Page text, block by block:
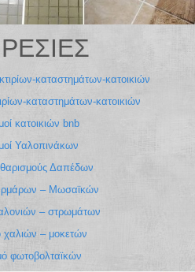
καταστημάτων-κατοικιών
καταστημάτων-κατοικιών
κατοικιών bnb
Υαλοπινάκων
Δαπέδων
– Μωσαϊκών
– στρωμάτων
χαλιών – μοκετών
φωτοβολταϊκών